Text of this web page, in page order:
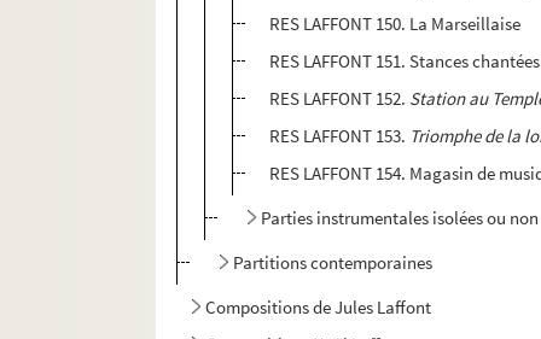
RES LAFFONT 150. La Marseillaise
RES LAFFONT 151. Stances
RES LAFFONT 152. Station au
RES LAFFONT 153. Triomphe de la
RES LAFFONT 154. Magasin de
Parties instrumentales isolées ou
Partitions contemporaines
Compositions de Jules Laffont